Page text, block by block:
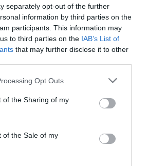
separately opt-out of the further
information by third parties on the
participants. This information may
to third parties on the IAB’s List of
that may further disclose it to other
Opt Outs
of the Sharing of my
of the Sale of my